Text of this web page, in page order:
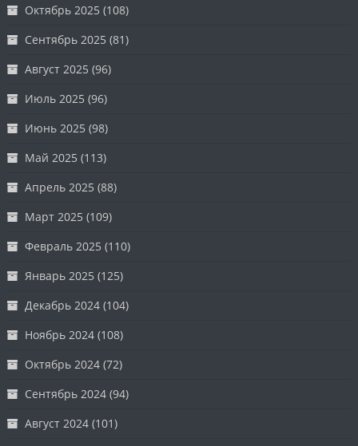
Октябрь 2025 (108)
Сентябрь 2025 (81)
Август 2025 (96)
Июль 2025 (96)
Июнь 2025 (98)
Май 2025 (113)
Апрель 2025 (88)
Март 2025 (109)
Февраль 2025 (110)
Январь 2025 (125)
Декабрь 2024 (104)
Ноябрь 2024 (108)
Октябрь 2024 (72)
Сентябрь 2024 (94)
Август 2024 (101)